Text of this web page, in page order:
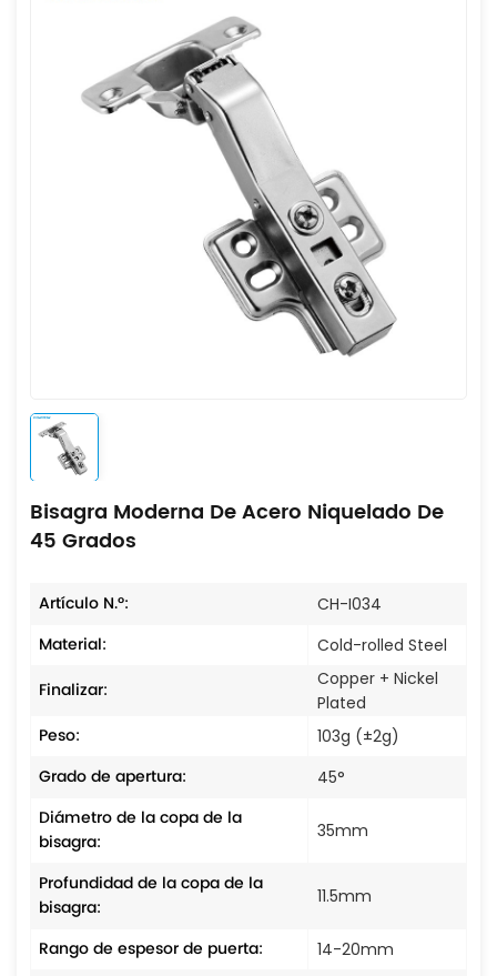
Bisagra Moderna De Acero Niquelado De
45 Grados
Artículo N.º: CH-I034
Material: Cold-rolled Steel
Finalizar:
Copper + Nickel
Plated
Peso: 103g (±2g)
Grado de apertura: 45°
Diámetro de la copa de la
bisagra:
35mm
Profundidad de la copa de la
bisagra:
11.5mm
Rango de espesor de puerta: 14-20mm